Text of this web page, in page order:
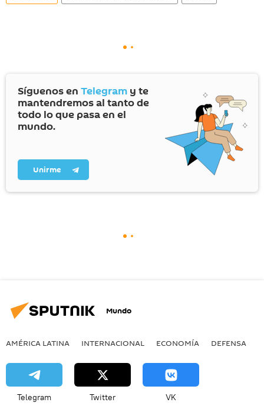
Síguenos en Telegram y te
mantendremos al tanto de
todo lo que pasa en el
mundo.
Unirme
Mundo
AMÉRICA LATINA INTERNACIONAL ECONOMÍA DEFENSA
Telegram Twitter VK